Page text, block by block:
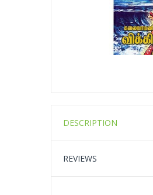
DESCRIPTION
REVIEWS